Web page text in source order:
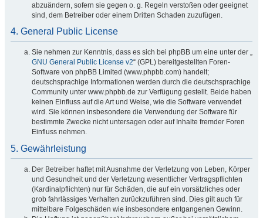
abzuändern, sofern sie gegen o. g. Regeln verstoßen oder geeignet
sind, dem Betreiber oder einem Dritten Schaden zuzufügen.
4. General Public License
Sie nehmen zur Kenntnis, dass es sich bei phpBB um eine unter der „
GNU General Public License v2“ (GPL) bereitgestellten Foren-
Software von phpBB Limited (www.phpbb.com) handelt;
deutschsprachige Informationen werden durch die deutschsprachige
Community unter www.phpbb.de zur Verfügung gestellt. Beide haben
keinen Einfluss auf die Art und Weise, wie die Software verwendet
wird. Sie können insbesondere die Verwendung der Software für
bestimmte Zwecke nicht untersagen oder auf Inhalte fremder Foren
Einfluss nehmen.
5. Gewährleistung
Der Betreiber haftet mit Ausnahme der Verletzung von Leben, Körper
und Gesundheit und der Verletzung wesentlicher Vertragspflichten
(Kardinalpflichten) nur für Schäden, die auf ein vorsätzliches oder
grob fahrlässiges Verhalten zurückzuführen sind. Dies gilt auch für
mittelbare Folgeschäden wie insbesondere entgangenen Gewinn.